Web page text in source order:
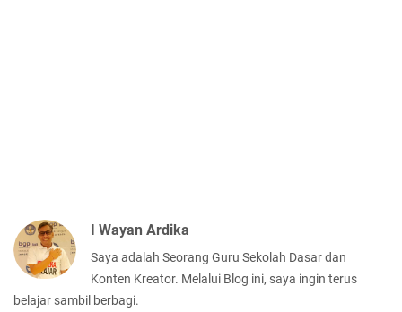
I Wayan Ardika
Saya adalah Seorang Guru Sekolah Dasar dan
Konten Kreator. Melalui Blog ini, saya ingin terus
belajar sambil berbagi.